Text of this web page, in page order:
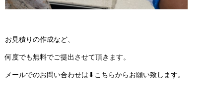
お見積りの作成など、
何度でも無料でご提出させて頂きます。
メールでのお問い合わせは⬇こちらからお願い致します。